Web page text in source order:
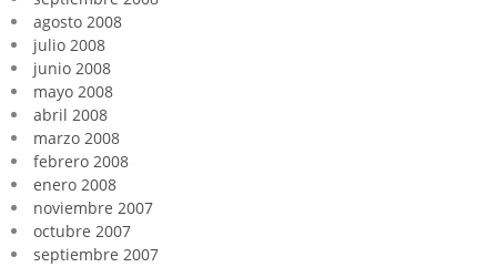
agosto 2008
julio 2008
junio 2008
mayo 2008
abril 2008
marzo 2008
febrero 2008
enero 2008
noviembre 2007
octubre 2007
septiembre 2007